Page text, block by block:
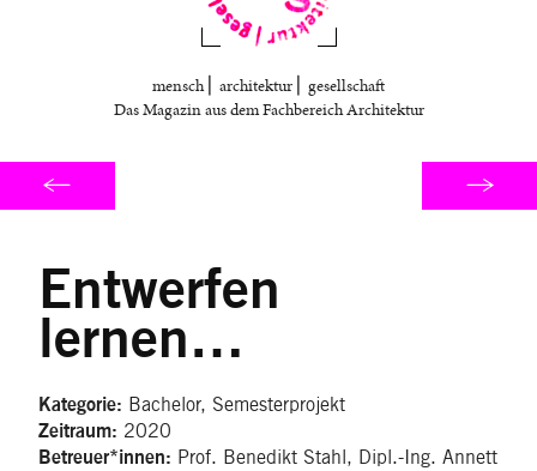
Mag
mensch ⎜ architektur ⎜ gesellschaft
Das Magazin aus dem Fachbereich Architektur
Entwerfen
lernen…
Kategorie: Bachelor, Semesterprojekt
Zeitraum: 2020
Betreuer*innen: Prof. Benedikt Stahl, Dipl.-Ing. Annett